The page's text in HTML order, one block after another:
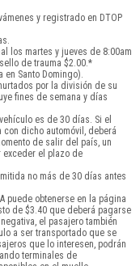
y registrado en DTOP
los martes y jueves de 8:00am
de trauma $2.00.*
en Santo Domingo).
por la división de su
fines de semana y días
es de 30 días. Si el
con dicho automóvil, deberá
de salir del país, un
el plazo de
no más de 30 días antes
puede obtenerse en la página
de $3.40 que deberá pagarse
el pasajero también
a ser transportado que se
que lo interesen, podrán
terminales de